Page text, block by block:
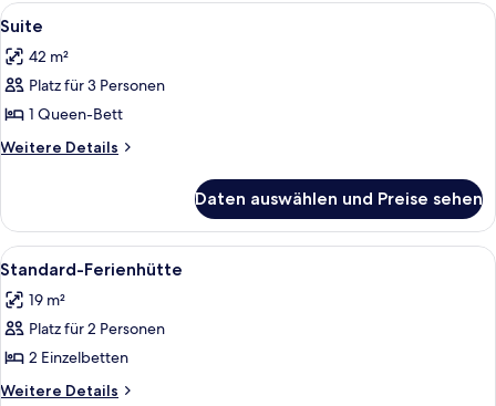
Alle
Fotos
für
Suite
anzeigen
Ein Hotelzimmer mit einer Couch,
2
Suite
42 m²
Platz für 3 Personen
1 Queen-Bett
Weitere Details
Weitere
Daten auswählen und Preise sehen
Alle
Fotos
für
Standard-
Ferienhütte
anzeigen
Ein Hotelzimmer mit Bett,
2
Standard-Ferienhütte
19 m²
Platz für 2 Personen
2 Einzelbetten
Weitere Details
Weitere